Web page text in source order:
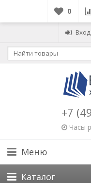
0
Вход
+7
Часы
Меню
Каталог